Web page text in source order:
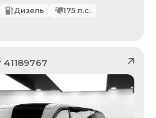
Дизель 175 л.с.
41189767